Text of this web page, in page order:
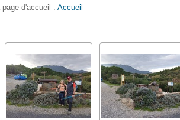
page d'accueil : Accueil